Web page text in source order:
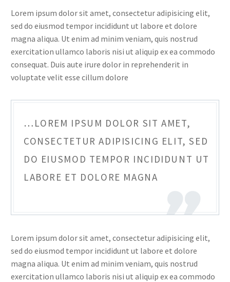
Lorem ipsum dolor sit amet, consectetur adipisicing elit,
sed do eiusmod tempor incididunt ut labore et dolore
magna aliqua. Ut enim ad minim veniam, quis nostrud
exercitation ullamco laboris nisi ut aliquip ex ea commodo
consequat. Duis aute irure dolor in reprehenderit in
voluptate velit esse cillum dolore
…LOREM IPSUM DOLOR SIT AMET,
CONSECTETUR ADIPISICING ELIT, SED
DO EIUSMOD TEMPOR INCIDIDUNT UT
LABORE ET DOLORE MAGNA
Lorem ipsum dolor sit amet, consectetur adipisicing elit,
sed do eiusmod tempor incididunt ut labore et dolore
magna aliqua. Ut enim ad minim veniam, quis nostrud
exercitation ullamco laboris nisi ut aliquip ex ea commodo